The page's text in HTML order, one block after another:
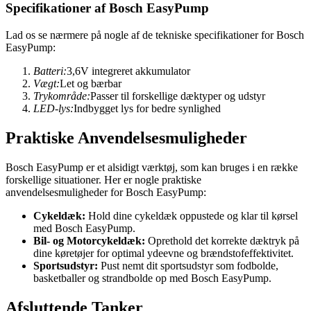
Specifikationer af Bosch EasyPump
Lad os se nærmere på nogle af de tekniske specifikationer for Bosch
EasyPump:
Batteri:3,6V integreret akkumulator
Vægt:Let og bærbar
Trykområde:Passer til forskellige dæktyper og udstyr
LED-lys:Indbygget lys for bedre synlighed
Praktiske Anvendelsesmuligheder
Bosch EasyPump er et alsidigt værktøj, som kan bruges i en række
forskellige situationer. Her er nogle praktiske
anvendelsesmuligheder for Bosch EasyPump:
Cykeldæk: Hold dine cykeldæk oppustede og klar til kørsel
med Bosch EasyPump.
Bil- og Motorcykeldæk: Oprethold det korrekte dæktryk på
dine køretøjer for optimal ydeevne og brændstofeffektivitet.
Sportsudstyr: Pust nemt dit sportsudstyr som fodbolde,
basketballer og strandbolde op med Bosch EasyPump.
Afsluttende Tanker